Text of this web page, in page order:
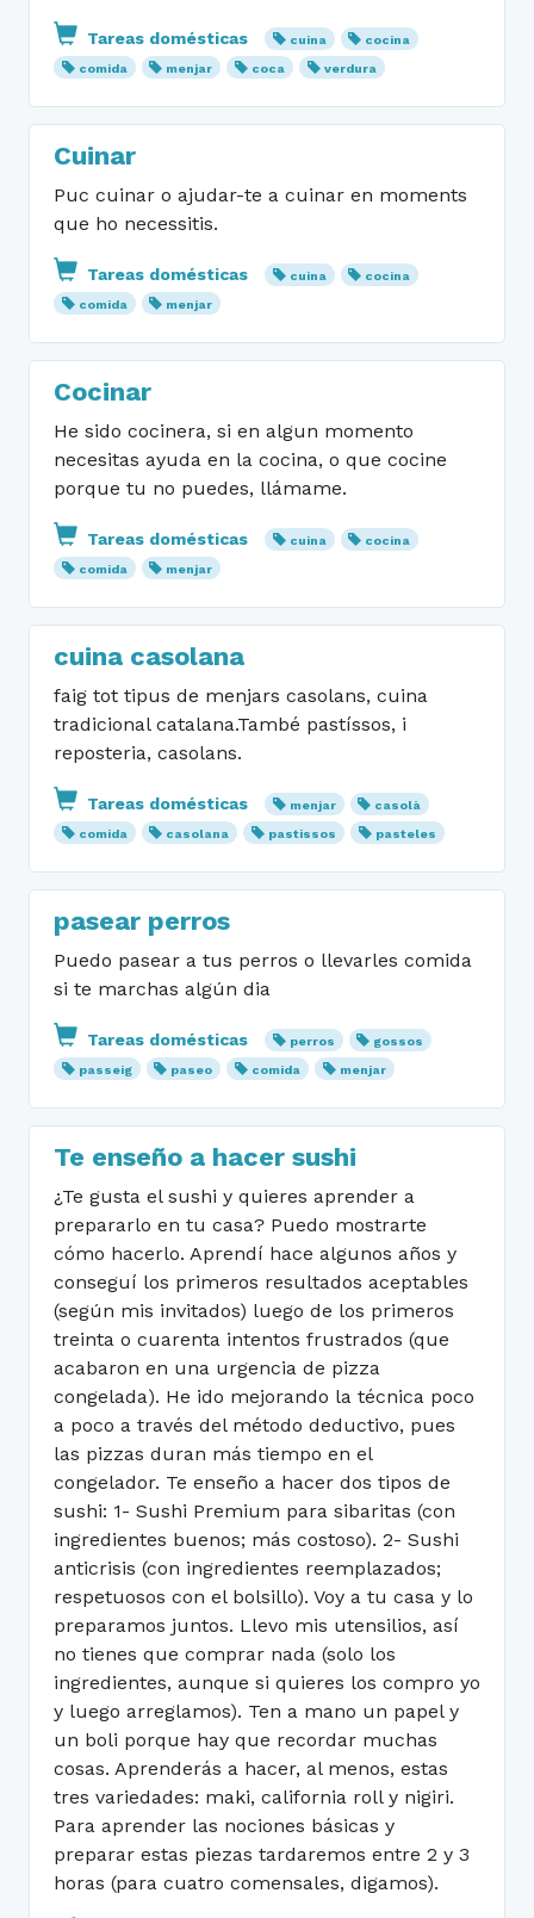
Tareas domésticas cuina
cocina
comida
menjar coca verdura
Cuinar
Puc cuinar o ajudar-te a cuinar en moments
que ho necessitis.
Tareas domésticas cuina
cocina
comida
menjar
Cocinar
He sido cocinera, si en algun momento
necesitas ayuda en la cocina, o que cocine
porque tu no puedes, llámame.
Tareas domésticas cuina
cocina
comida
menjar
cuina casolana
faig tot tipus de menjars casolans, cuina
tradicional catalana.També pastíssos, i
reposteria, casolans.
Tareas domésticas menjar
casolà
comida
casolana pastissos pasteles
pasear perros
Puedo pasear a tus perros o llevarles comida
si te marchas algún dia
Tareas domésticas perros
gossos
passeig
paseo comida menjar
Te enseño a hacer sushi
¿Te gusta el sushi y quieres aprender a
prepararlo en tu casa? Puedo mostrarte
cómo hacerlo. Aprendí hace algunos años y
conseguí los primeros resultados aceptables
(según mis invitados) luego de los primeros
treinta o cuarenta intentos frustrados (que
acabaron en una urgencia de pizza
congelada). He ido mejorando la técnica poco
a poco a través del método deductivo, pues
las pizzas duran más tiempo en el
congelador. Te enseño a hacer dos tipos de
sushi: 1- Sushi Premium para sibaritas (con
ingredientes buenos; más costoso). 2- Sushi
anticrisis (con ingredientes reemplazados;
respetuosos con el bolsillo). Voy a tu casa y lo
preparamos juntos. Llevo mis utensilios, así
no tienes que comprar nada (solo los
ingredientes, aunque si quieres los compro yo
y luego arreglamos). Ten a mano un papel y
un boli porque hay que recordar muchas
cosas. Aprenderás a hacer, al menos, estas
tres variedades: maki, california roll y nigiri.
Para aprender las nociones básicas y
preparar estas piezas tardaremos entre 2 y 3
horas (para cuatro comensales, digamos).